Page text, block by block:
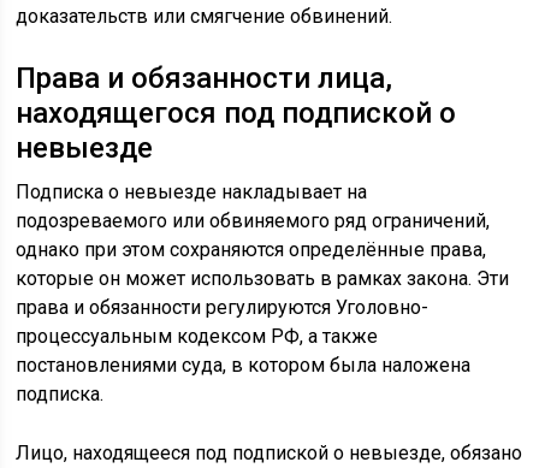
доказательств или смягчение обвинений.
Права и обязанности лица,
находящегося под подпиской о
невыезде
Подписка о невыезде накладывает на
подозреваемого или обвиняемого ряд ограничений,
однако при этом сохраняются определённые права,
которые он может использовать в рамках закона. Эти
права и обязанности регулируются Уголовно-
процессуальным кодексом РФ, а также
постановлениями суда, в котором была наложена
подписка.
Лицо, находящееся под подпиской о невыезде, обязано